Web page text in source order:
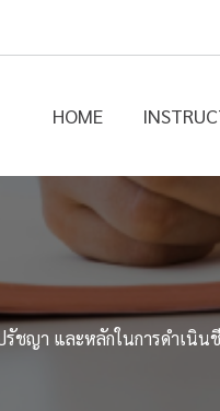
HOME
ชญา และหลักในการดำเนิน